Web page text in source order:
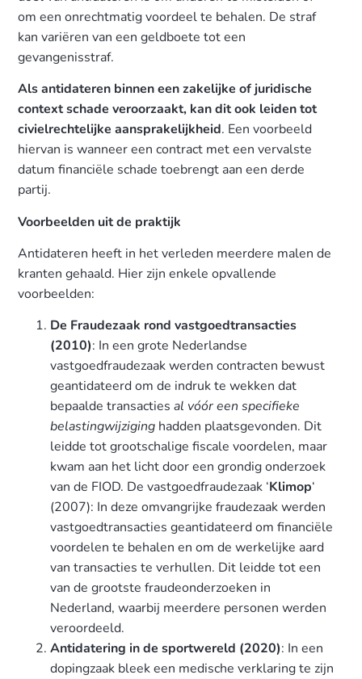
om een onrechtmatig voordeel te behalen. De straf
kan variëren van een geldboete tot een
gevangenisstraf.
Als antidateren binnen een zakelijke of juridische
context schade veroorzaakt, kan dit ook leiden tot
civielrechtelijke aansprakelijkheid. Een voorbeeld
hiervan is wanneer een contract met een vervalste
datum financiële schade toebrengt aan een derde
partij.
Voorbeelden uit de praktijk
Antidateren heeft in het verleden meerdere malen de
kranten gehaald. Hier zijn enkele opvallende
voorbeelden:
De Fraudezaak rond vastgoedtransacties
(2010): In een grote Nederlandse
vastgoedfraudezaak werden contracten bewust
geantidateerd om de indruk te wekken dat
bepaalde transactiesal vóór een specifieke
belastingwijziging hadden plaatsgevonden. Dit
leidde tot grootschalige fiscale voordelen, maar
kwam aan het licht door een grondig onderzoek
van de FIOD. De vastgoedfraudezaak ‘Klimop‘
(2007): In deze omvangrijke fraudezaak werden
vastgoedtransacties geantidateerd om financiële
voordelen te behalen en om de werkelijke aard
van transacties te verhullen. Dit leidde tot een
van de grootste fraudeonderzoeken in
Nederland, waarbij meerdere personen werden
veroordeeld.
Antidatering in de sportwereld (2020): In een
dopingzaak bleek een medische verklaring te zijn